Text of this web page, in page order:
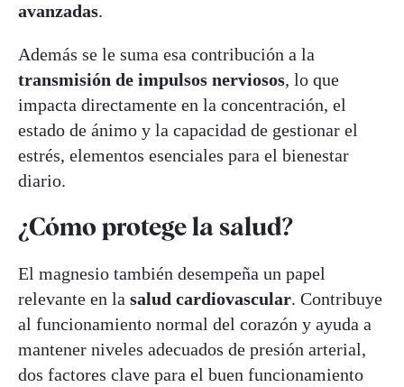
avanzadas.
Además se le suma esa contribución a la
transmisión de impulsos nerviosos, lo que
impacta directamente en la concentración, el
estado de ánimo y la capacidad de gestionar el
estrés, elementos esenciales para el bienestar
diario.
¿Cómo protege la salud?
El magnesio también desempeña un papel
relevante en la salud cardiovascular. Contribuye
al funcionamiento normal del corazón y ayuda a
mantener niveles adecuados de presión arterial,
dos factores clave para el buen funcionamiento